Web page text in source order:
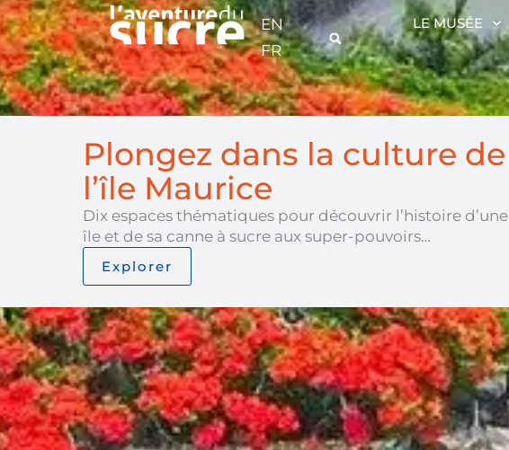
Aller
au
contenu
EN
FR
LE MUSÉE
Plongez dans la culture de
l’île Maurice
Dix espaces thématiques pour découvrir l’histoire d’une
île et de sa canne à sucre aux super-pouvoirs…
Explorer